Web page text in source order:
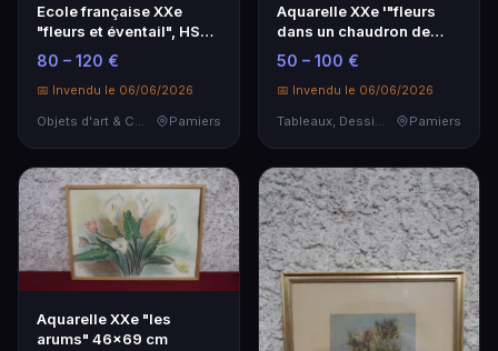
Ecole française XXe
"fleurs et éventail", HSP
36x45 cm, sign…
80 – 120 €
📅 Invendu le 06/06/2026
Pamiers
Aquarelle XXe '"fleurs
dans un chaudron de
cuivre" 46x58 cm
50 – 100 €
📅 Invendu le 06/06/2026
Pamiers
Aquarelle XXe "les
arums" 46x69 cm